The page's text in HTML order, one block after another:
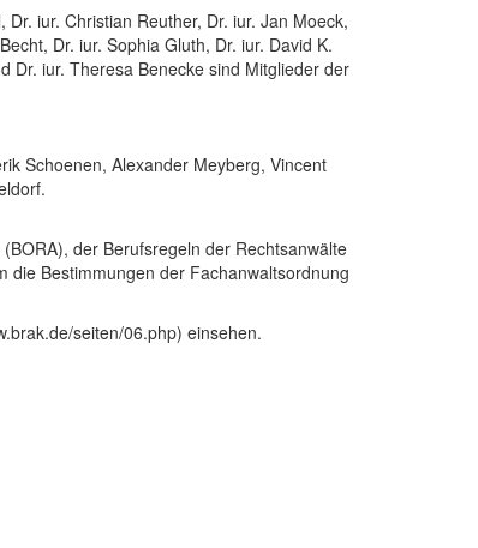
iur. Christian Reuther, Dr. iur. Jan Moeck,
Dr. iur. Sophia Gluth, Dr. iur. David K.
Dr. iur. Theresa Benecke sind Mitglieder der
Schoenen, Alexander Meyberg, Vincent
der Berufsregeln der Rechtsanwälte
die Bestimmungen der Fachanwaltsordnung
seiten/06.php) einsehen.